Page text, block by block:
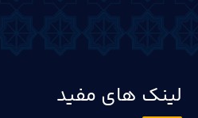
لینک های مفید